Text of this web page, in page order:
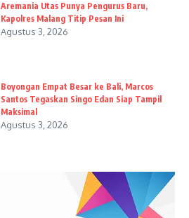
Aremania Utas Punya Pengurus Baru,
Kapolres Malang Titip Pesan Ini
Agustus 3, 2026
Boyongan Empat Besar ke Bali, Marcos
Santos Tegaskan Singo Edan Siap Tampil
Maksimal
Agustus 3, 2026